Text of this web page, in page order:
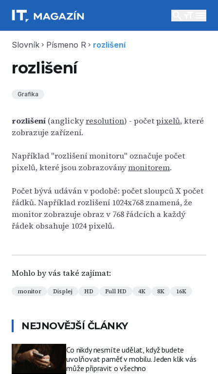
Slovník chevron_right Písmeno R chevron_right rozlišení
rozlišení
Grafika
rozlišení (anglickyresolution) - početpixelů, které
zobrazuje zařízení.
Například "rozlišení monitoru" označuje počet
pixelů, které jsou zobrazoványmonitorem.
Počet bývá udáván v podobě: počet sloupců X počet
řádků. Například rozlišení 1024x768 znamená, že
monitor zobrazuje obraz v 768 řádcích a každý
řádek obsahuje 1024 pixelů.
Mohlo by vás také zajímat:
monitor Displej HD Full HD 4K 8K 16K
NEJNOVĚJŠÍ ČLÁNKY
Co nikdy nesmíte udělat, když budete
uvolňovat paměť v mobilu. Jeden klik vás
může připravit o všechno